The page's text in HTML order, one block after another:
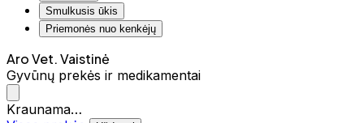
Smulkusis ūkis
Priemonės nuo kenkėjų
Aro Vet. Vaistinė
Gyvūnų prekės ir medikamentai
Kraunama…